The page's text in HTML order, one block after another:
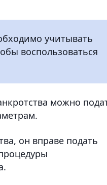
учитывать
воспользоваться
можно
он вправе подать